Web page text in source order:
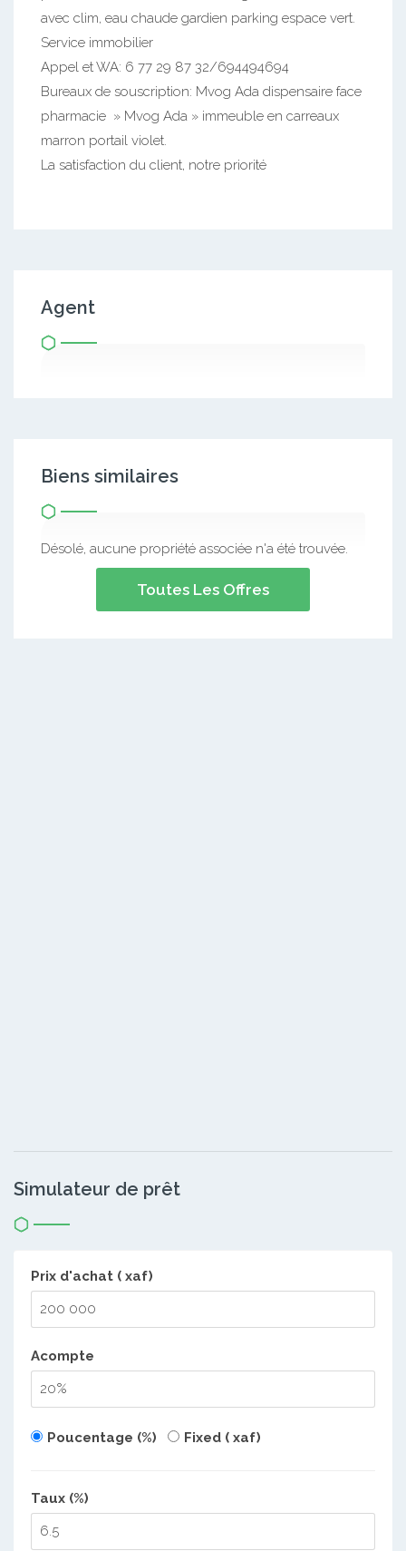
avec clim, eau chaude gardien parking espace vert.
Service immobilier
Appel et WA: 6 77 29 87 32/694494694
Bureaux de souscription: Mvog Ada dispensaire face
pharmacie » Mvog Ada » immeuble en carreaux
marron portail violet.
La satisfaction du client, notre priorité
Agent
Biens similaires
Désolé, aucune propriété associée n'a été trouvée.
Toutes Les Offres
Simulateur de prêt
Prix d'achat ( xaf)
Acompte
Poucentage (%) Fixed ( xaf)
Taux (%)